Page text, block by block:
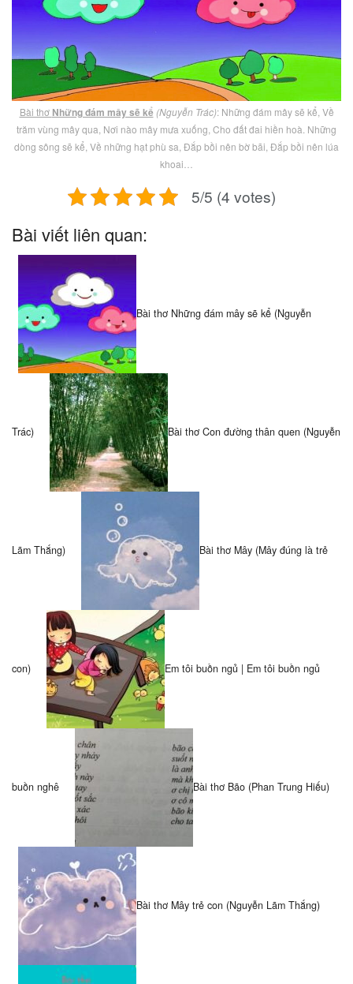
Bài thơ Những đám mây sẽ kể (Nguyễn Trác): Những đám mây sẽ kể, Về
trăm vùng mây qua, Nơi nào mây mưa xuống, Cho đất đai hiền hoà. Những
dòng sông sẽ kể, Về những hạt phù sa, Đắp bồi nên bờ bãi, Đắp bồi nên lúa
khoai…
5/5 (4 votes)
Bài viết liên quan:
Bài thơ Những đám mây sẽ kể (Nguyễn
Trác) Bài thơ Con đường thân quen (Nguyễn
Lãm Thắng) Bài thơ Mây (Mây đúng là trẻ
con) Em tôi buồn ngủ | Em tôi buồn ngủ
buồn nghê Bài thơ Bão (Phan Trung Hiếu)
Bài thơ Mây trẻ con (Nguyễn Lãm Thắng)